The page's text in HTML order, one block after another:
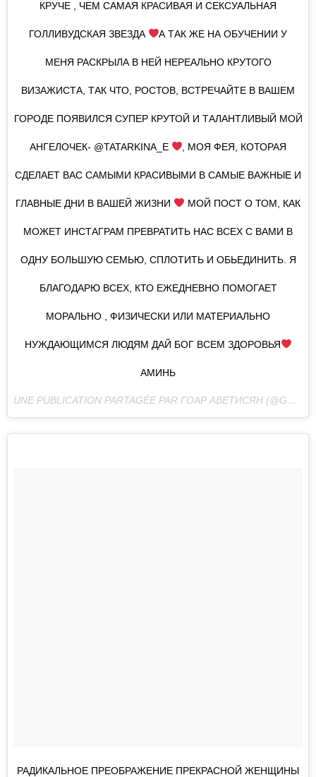
КРУЧЕ , ЧЕМ САМАЯ КРАСИВАЯ И СЕКСУАЛЬНАЯ
ГОЛЛИВУДСКАЯ ЗВЕЗДА А ТАК ЖЕ НА ОБУЧЕНИИ У
МЕНЯ РАСКРЫЛА В НЕЙ НЕРЕАЛЬНО КРУТОГО
ВИЗАЖИСТА, ТАК ЧТО, РОСТОВ, ВСТРЕЧАЙТЕ В ВАШЕМ
ГОРОДЕ ПОЯВИЛСЯ СУПЕР КРУТОЙ И ТАЛАНТЛИВЫЙ МОЙ
АНГЕЛОЧЕК- @TATARKINA_E , МОЯ ФЕЯ, КОТОРАЯ
СДЕЛАЕТ ВАС САМЫМИ КРАСИВЫМИ В САМЫЕ ВАЖНЫЕ И
ГЛАВНЫЕ ДНИ В ВАШЕЙ ЖИЗНИ МОЙ ПОСТ О ТОМ, КАК
МОЖЕТ ИНСТАГРАМ ПРЕВРАТИТЬ НАС ВСЕХ С ВАМИ В
ОДНУ БОЛЬШУЮ СЕМЬЮ, СПЛОТИТЬ И ОБЬЕДИНИТЬ. Я
БЛАГОДАРЮ ВСЕХ, КТО ЕЖЕДНЕВНО ПОМОГАЕТ
МОРАЛЬНО , ФИЗИЧЕСКИ ИЛИ МАТЕРИАЛЬНО
НУЖДАЮЩИМСЯ ЛЮДЯМ ДАЙ БОГ ВСЕМ ЗДОРОВЬЯ
АМИНЬ
UNE PUBLICATION PARTAGÉE PAR ГОАР АВЕТИСЯН (@GOAR_AVETISYAN) LE
РАДИКАЛЬНОЕ ПРЕОБРАЖЕНИЕ ПРЕКРАСНОЙ ЖЕНЩИНЫ